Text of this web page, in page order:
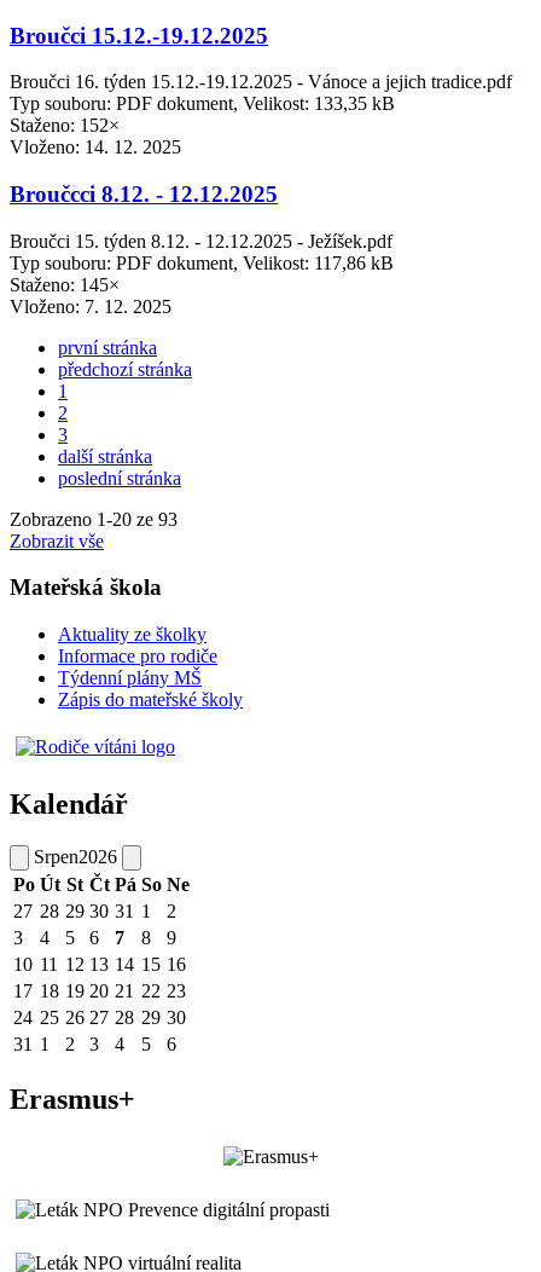
Broučci 15.12.-19.12.2025
Broučci 16. týden 15.12.-19.12.2025 - Vánoce a jejich tradice.pdf
Typ souboru: PDF dokument, Velikost: 133,35 kB
Staženo: 152×
Vloženo: 14. 12. 2025
Broučcci 8.12. - 12.12.2025
Broučci 15. týden 8.12. - 12.12.2025 - Ježíšek.pdf
Typ souboru: PDF dokument, Velikost: 117,86 kB
Staženo: 145×
Vloženo: 7. 12. 2025
první stránka
předchozí stránka
1
2
3
další stránka
poslední stránka
Zobrazeno 1-20 ze 93
Zobrazit vše
Mateřská škola
Aktuality ze školky
Informace pro rodiče
Týdenní plány MŠ
Zápis do mateřské školy
Kalendář
Srpen2026
Po Út St Čt Pá So Ne
27 28 29 30 31 1
2
3
4 5 6 7 8
9
10 11 12 13 14 15 16
17 18 19 20 21 22 23
24 25 26 27 28 29 30
31 1 2 3 4 5 6
Erasmus+